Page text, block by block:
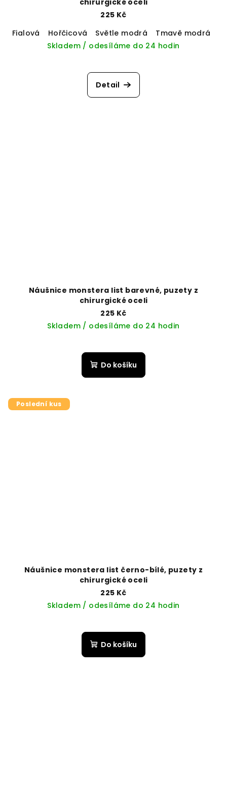
225 Kč
Fialová
Hořčicová Světle modrá Tmavě modrá
Skladem / odesíláme do 24 hodin
Detail
Náušnice monstera list barevné, puzety z
chirurgické oceli
225 Kč
Skladem / odesíláme do 24 hodin
Do košíku
Poslední kus
Náušnice monstera list černo-bílé, puzety z
chirurgické oceli
225 Kč
Skladem / odesíláme do 24 hodin
Do košíku